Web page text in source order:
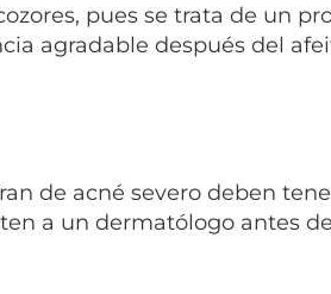
pues se trata de un
agradable después del
de acné severo deben
a un dermatólogo antes